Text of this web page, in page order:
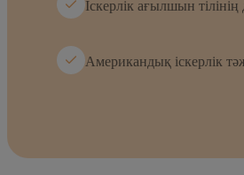
Іскерлік ағылшын
Американдық іскерлік